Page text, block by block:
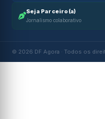
Seja Parceiro(a)
Jornalismo colaborativo
© 2026 DF Agora · Todos os